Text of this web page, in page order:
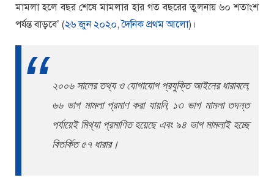
মামলা হলে বছর শেষে মামলার হার গত বছরের তুলনায় ৬০ শতাংশ
পর্যন্ত বাড়বে’ (২৬ জুন ২০২০, দৈনিক প্রথম আলো)।
২০০৬ সালের তথ্য ও যোগাযোগ প্রযুক্তি আইনের ধারাবলে,
৬৬ ভাগ মামলা প্রমাণ করা যায়নি, ১৩ ভাগ মামলা তদন্ত
পর্যায়েই মিথ্যা প্রমাণিত হয়েছে এবং ৯৪ ভাগ মামলাই হচ্ছে
বিতর্কিত ৫৭ ধারার।